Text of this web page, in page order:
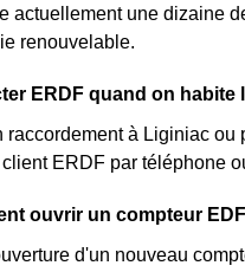
actuellement une dizaine
renouvelable.
ERDF quand on habite
raccordement à Liginiac
ERDF par téléphone
ouvrir un compteur
d'un nouveau